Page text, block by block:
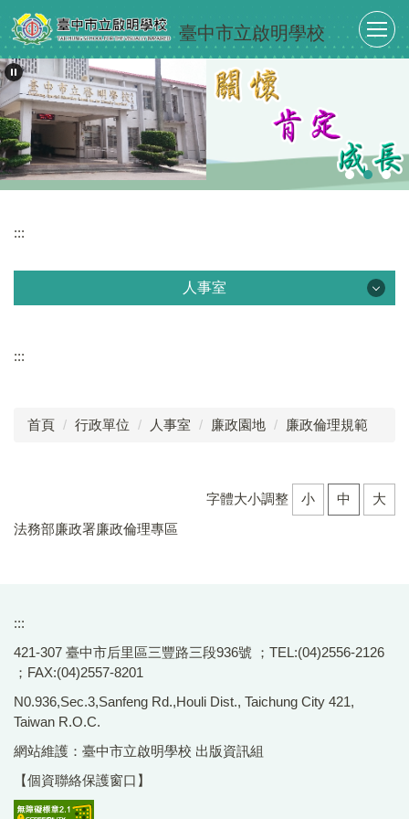
跳
到
主
要
內
容
區
臺中市立啟明學校
:::
人事室
分層負責明細表
表單下載
差勤系統
甄選專區
員工協助
性別主流化
:::
首頁 行政單位 人事室 廉政園地 廉政倫理規範
字體大小調整 小 中
大
法務部廉政署廉政倫理專區
:::
421-307 臺中市后里區三豐路三段936號 ；TEL:(04)2556-2126
；FAX:(04)2557-8201
N0.936,Sec.3,Sanfeng Rd.,Houli Dist., Taichung City 421,
Taiwan R.O.C.
網站維護：臺中市立啟明學校 出版資訊組
【個資聯絡保護窗口】